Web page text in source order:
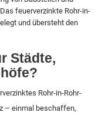
feuerverzinkte Rohr-in-
und übersteht den
Städte,
Rohr-in-Rohr-
– einmal beschaffen,